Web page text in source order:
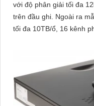
với độ phân giải tối đa
trên đầu ghi. Ngoài ra mẫu đầu ghi này cũng hỗ trợ 4 ổ cứng
tối đa 10TB/ổ, 16 kênh